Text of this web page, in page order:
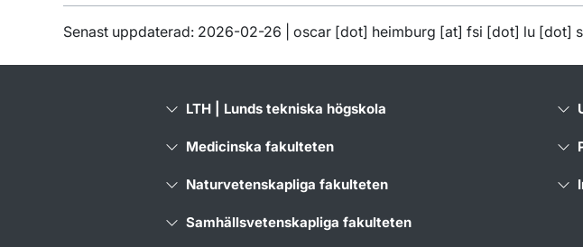
Senast uppdaterad: 2026-02-26 | oscar [dot] heimburg [at] fsi [dot] lu [dot]
LTH | Lunds tekniska högskola
Medicinska fakulteten
Naturvetenskapliga fakulteten
Samhällsvetenskapliga fakulteten